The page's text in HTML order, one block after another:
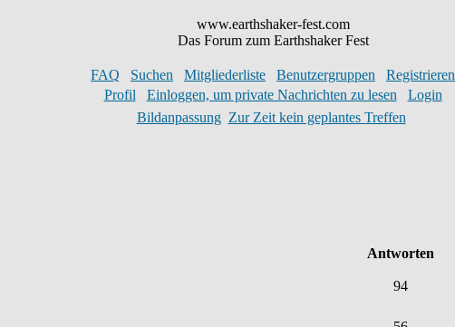
www.earthshaker-fest.com
Das Forum zum Earthshaker Fest
FAQ Suchen Mitgliederliste Benutzergruppen
Registrieren
Profil
Einloggen, um private Nachrichten zu lesen
Login
Bildanpassung Zur Zeit kein geplantes Treffen
Antworten
94